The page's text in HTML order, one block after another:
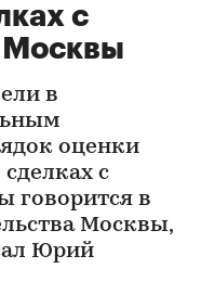
с
Москвы
в
оценки
с
говорится в
Москвы,
Юрий